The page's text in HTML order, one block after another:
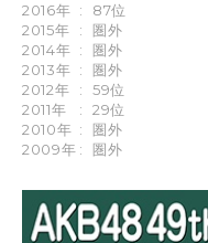
2016年 :
87位
2015年
:
圏外
2014年 :
圏外
2013年 :
圏外
2012年
:
59位
2011年
:
29位
2010年 :
圏外
2009年 : 圏外